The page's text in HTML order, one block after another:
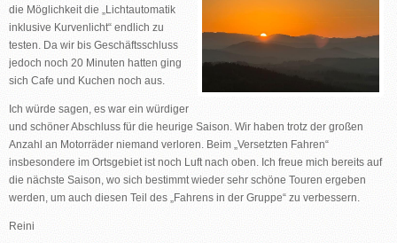
die Möglichkeit die „Lichtautomatik
inklusive Kurvenlicht“ endlich zu
testen. Da wir bis Geschäftsschluss
jedoch noch 20 Minuten hatten ging
sich Cafe und Kuchen noch aus.
Ich würde sagen, es war ein würdiger
und schöner Abschluss für die heurige Saison. Wir haben trotz der großen
Anzahl an Motorräder niemand verloren. Beim „Versetzten Fahren“
insbesondere im Ortsgebiet ist noch Luft nach oben. Ich freue mich bereits auf
die nächste Saison, wo sich bestimmt wieder sehr schöne Touren ergeben
werden, um auch diesen Teil des „Fahrens in der Gruppe“ zu verbessern.
Reini